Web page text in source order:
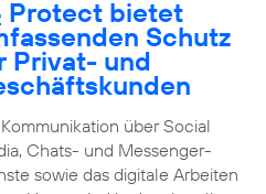
Protect bietet
Schutz
Privat- und
über Social
Chats- und Messenger-
sowie das digitale Arbeiten